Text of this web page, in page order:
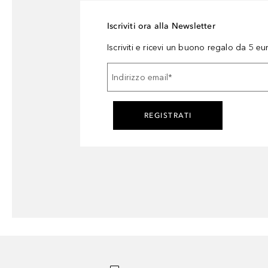
Iscriviti ora alla Newsletter
Iscriviti e ricevi un buono regalo da 5
Indirizzo email *
REGISTRATI